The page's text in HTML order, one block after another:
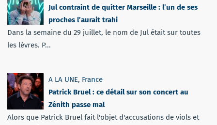
Jul contraint de quitter Marseille : l’un de ses
proches l’aurait trahi
Dans la semaine du 29 juillet, le nom de Jul était sur toutes
les lèvres. P...
A LA UNE, France
Patrick Bruel : ce détail sur son concert au
Zénith passe mal
Alors que Patrick Bruel fait l'objet d'accusations de viols et